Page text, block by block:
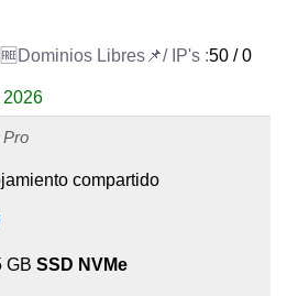
50 / 0
2026
Pro
compartido
GB SSD NVMe